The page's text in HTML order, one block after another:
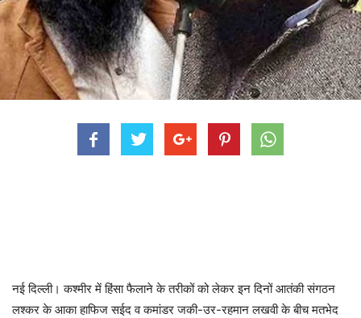
नई दिल्ली। कश्मीर में हिंसा फैलाने के तरीकों को लेकर इन दिनों आतंकी संगठन
लश्कर के आका हाफिज सईद व कमांडर जकी-उर-रहमान लखवी के बीच मतभेद